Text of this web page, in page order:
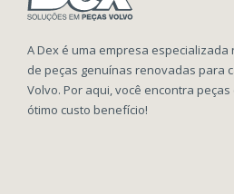
A Dex é uma empresa especializada
de peças genuínas renovadas para
Volvo. Por aqui, você encontra
ótimo custo benefício!